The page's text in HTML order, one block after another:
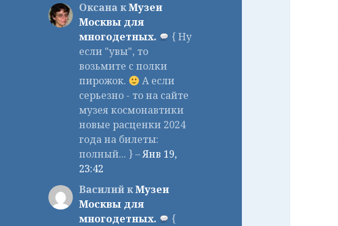
Оксана кМузеи
Москвы для
многодетных.
{ Ну
если "увы", то
возьмите с полки
пирожок.
А если
серьезно - то на сайте
музея космонавтики
новые расценки 2024
года на билеты:
полный... } –Янв 19,
23:42
Василий кМузеи
Москвы для
многодетных.
{